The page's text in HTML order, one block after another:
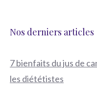
Nos derniers articles
7 bienfaits du jus de
les diététistes